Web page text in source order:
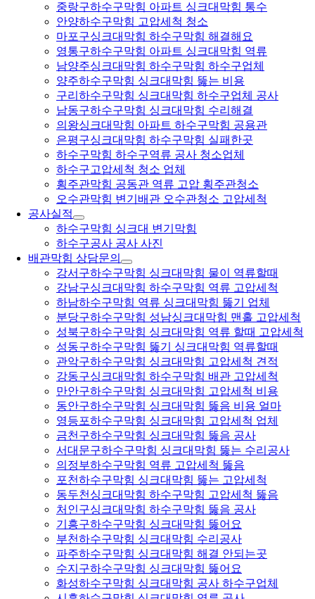
중랑구하수구막힘 아파트 싱크대막힘 통수
안양하수구막힘 고압세척 청소
마포구싱크대막힘 하수구막힘 해결해요
영통구하수구막힘 아파트 싱크대막힘 역류
남양주싱크대막힘 하수구막힘 하수구업체
양주하수구막힘 싱크대막힘 뚫는 비용
구리하수구막힘 싱크대막힘 하수구업체 공사
남동구하수구막힘 싱크대막힘 수리해결
의왕싱크대막힘 아파트 하수구막힘 공용관
은평구싱크대막힘 하수구막힘 실패한곳
하수구막힘 하수구역류 공사 청소업체
하수구고압세척 청소 업체
횡주관막힘 공동관 역류 고압 횡주관청소
오수관막힘 변기배관 오수관청소 고압세척
공사실적
하수구막힘 싱크대 변기막힘
하수구공사 공사 사진
배관막힘 상담문의
강서구하수구막힘 싱크대막힘 물이 역류할때
강남구싱크대막힘 하수구막힘 역류 고압세척
하남하수구막힘 역류 싱크대막힘 뚫기 업체
분당구하수구막힘 성남싱크대막힘 맨홀 고압세척
성북구하수구막힘 싱크대막힘 역류 할때 고압세척
성동구하수구막힘 뚫기 싱크대막힘 역류할때
관악구하수구막힘 싱크대막힘 고압세척 견적
강동구싱크대막힘 하수구막힘 배관 고압세척
만안구하수구막힘 싱크대막힘 고압세척 비용
동안구하수구막힘 싱크대막힘 뚫음 비용 얼마
영등포하수구막힘 싱크대막힘 고압세척 업체
금천구하수구막힘 싱크대막힘 뚫음 공사
서대문구하수구막힘 싱크대막힘 뚫는 수리공사
의정부하수구막힘 역류 고압세척 뚫음
포천하수구막힘 싱크대막힘 뚫는 고압세척
동두천싱크대막힘 하수구막힘 고압세척 뚫음
처인구싱크대막힘 하수구막힘 뚫음 공사
기흥구하수구막힘 싱크대막힘 뚫어요
부천하수구막힘 싱크대막힘 수리공사
파주하수구막힘 싱크대막힘 해결 안되는곳
수지구하수구막힘 싱크대막힘 뚫어요
화성하수구막힘 싱크대막힘 공사 하수구업체